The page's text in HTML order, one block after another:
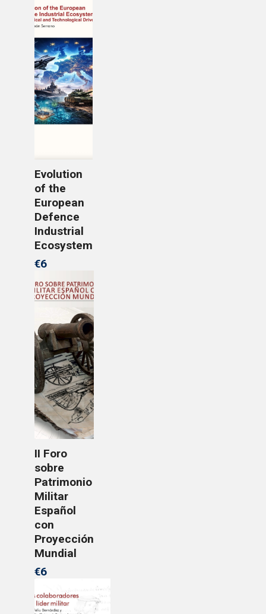
Evolution
of the
European
Defence
Industrial
Ecosystem
€6
II Foro
sobre
Patrimonio
Militar
Español
con
Proyección
Mundial
€6